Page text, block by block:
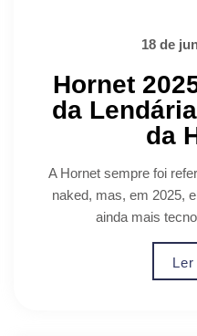
18 de
Hornet
da
da
A Hornet sempre foi
naked, mas, em 2025,
ainda mais